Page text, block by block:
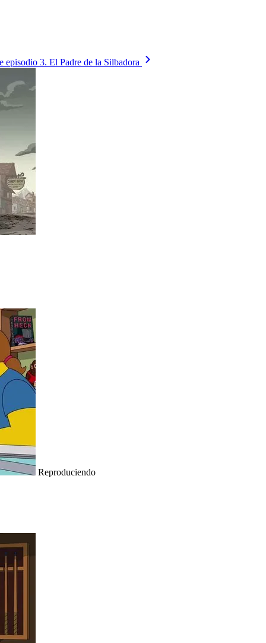
episodio 3. El Padre de la Silbadora
Reproduciendo